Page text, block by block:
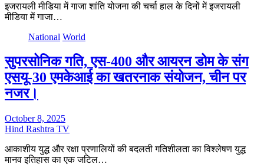
इजरायली मीडिया में गाजा शांति योजना की चर्चा हाल के दिनों में इजरायली
मीडिया में गाजा…
National World
सुपरसोनिक गति, एस-400 और आयरन डोम के संग
एसयू-30 एमकेआई का खतरनाक संयोजन, चीन पर
नजर।
October 8, 2025
Hind Rashtra TV
आकाशीय युद्ध और रक्षा प्रणालियों की बदलती गतिशीलता का विश्लेषण युद्ध
मानव इतिहास का एक जटिल…